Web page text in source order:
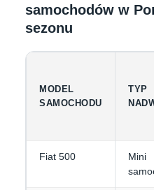
samochodów w
sezonu
MODEL
SAMOCHODU
TYP
Fiat 500
Mini